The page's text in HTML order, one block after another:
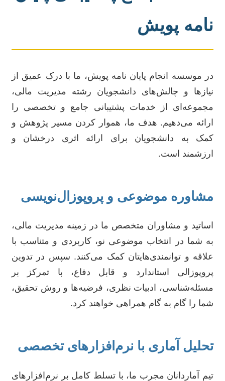
نامه پویش
در موسسه انجام پایان نامه پویش، ما با درک عمیق از
نیازها و چالش‌های دانشجویان رشته مدیریت مالی،
مجموعه‌ای از خدمات پشتیبانی جامع و تخصصی را
ارائه می‌دهیم. هدف ما، هموار کردن مسیر پژوهش و
کمک به دانشجویان برای ارائه اثری درخشان و
ارزشمند است.
مشاوره موضوعی و پروپوزال‌نویسی
اساتید و مشاوران متخصص ما در زمینه مدیریت مالی،
به شما در انتخاب موضوعی نو، کاربردی و متناسب با
علاقه و توانمندی‌هایتان کمک می‌کنند. سپس در تدوین
پروپوزالی استاندارد و قابل دفاع، با تمرکز بر
مسئله‌شناسی، ادبیات نظری، فرضیه‌ها و روش تحقیق،
شما را گام به گام همراهی خواهند کرد.
تحلیل آماری با نرم‌افزارهای تخصصی
تیم آماردانان مجرب ما، با تسلط کامل بر نرم‌افزارهای